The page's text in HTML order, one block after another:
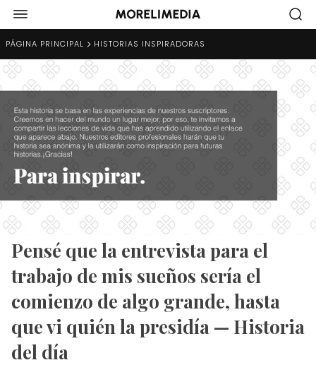
PÁGINA PRINCIPAL HISTORIAS INSPIRADORAS
Pensé que la entrevista para el
trabajo de mis sueños sería el
comienzo de algo grande, hasta
que vi quién la presidía — Historia
del día